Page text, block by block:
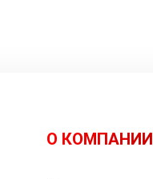
О КОМПАНИИ